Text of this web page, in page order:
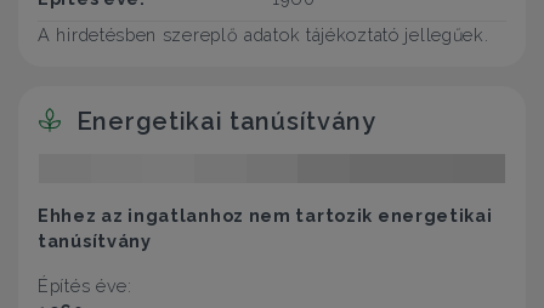
A hirdetésben szereplő adatok tájékoztató jellegűek.
Energetikai tanúsítvány
Ehhez az ingatlanhoz nem tartozik energetikai
tanúsítvány
Építés éve: